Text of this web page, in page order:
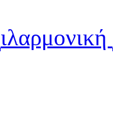
ιλαρμονική